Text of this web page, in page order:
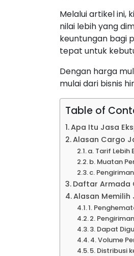
Melalui artikel ini,
nilai lebih yang
keuntungan bagi
tepat untuk
Dengan harga
mulai dari bisnis
Table of
Apa Itu Jasa
Alasan Cargo
a. Tarif Lebih
b. Muatan
c.
Daftar Armada
Alasan Memilih
1.
2.
3. Dapat
4. Volume
5. Distribusi